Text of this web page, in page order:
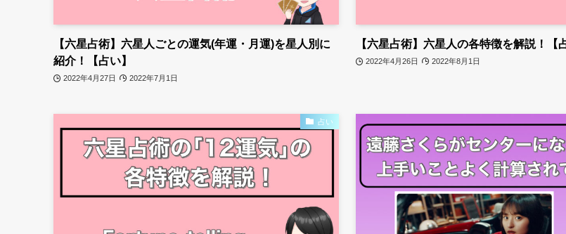
【六星占術】六星人ごとの運気(年運・月運)を星人別に
紹介！【占い】
2022年4月27日 2022年7月1日
【六星占術】六星人の各特徴を解説！【
2022年4月26日 2022年8月1日
占い